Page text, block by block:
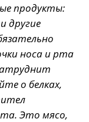
продукты:
другие
носа и рта
о белках,
Это мясо,